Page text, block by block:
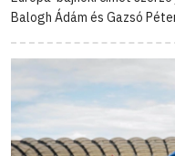
Balogh Ádám és Gazsó